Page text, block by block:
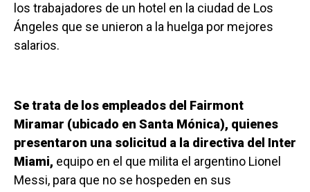
los trabajadores de un hotel en la ciudad de Los
Ángeles que se unieron a la huelga por mejores
salarios.
Se trata de los empleados del Fairmont
Miramar (ubicado en Santa Mónica), quienes
presentaron una solicitud a la directiva del Inter
Miami, equipo en el que milita el argentino Lionel
Messi, para que no se hospeden en sus